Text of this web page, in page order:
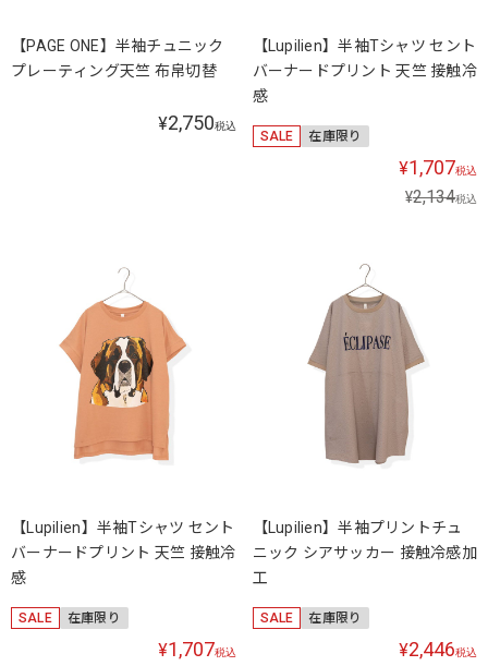
【PAGE ONE】半袖チュニック
プレーティング天竺 布帛切替
¥2,750税込
【Lupilien】半袖Tシャツ セント
バーナードプリント 天竺 接触冷
感
SALE 在庫限り
¥1,707税込
¥2,134税込
【Lupilien】半袖Tシャツ セント
バーナードプリント 天竺 接触冷
感
SALE 在庫限り
¥1,707税込
【Lupilien】半袖プリントチュ
ニック シアサッカー 接触冷感加
工
SALE 在庫限り
¥2,446税込